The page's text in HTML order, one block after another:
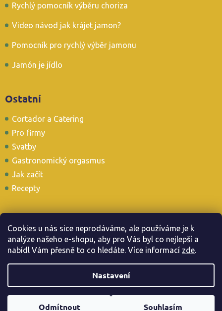
Cookies u nás sice neprodáváme, ale používáme je k
analýze našeho e-shopu, aby pro Vás byl co nejlepší a
nabídl Vám přesně to co hledáte. Více informací zde.
Nastavení
Odmítnout Souhlasím
Rychlý pomocník výběru choriza
Video návod jak krájet jamon?
Pomocník pro rychlý výběr jamonu
Jamón je jídlo
Ostatní
Cortador a Catering
Pro firmy
Svatby
Gastronomický orgasmus
Jak začít
Recepty
Stavte se i u nás v Tapas Baru
Copyright 2026Jamonarna.cz. Všechna práva vyhrazena.